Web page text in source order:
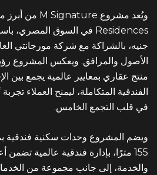
جنيه، بالشراكة مع شركة مورجانتي
الأصول والمرافق. ويعكس المشروع
منتج عقاري بمعايير عالمية يجمع بين
الفندقية المتكاملة، ليمنح العملاء تجربة
في قلب التجمع الخامس.
155 مترًا، بإدارة فندقية عالمية تضمن
والخدمة، إلى جانب مجموعة من